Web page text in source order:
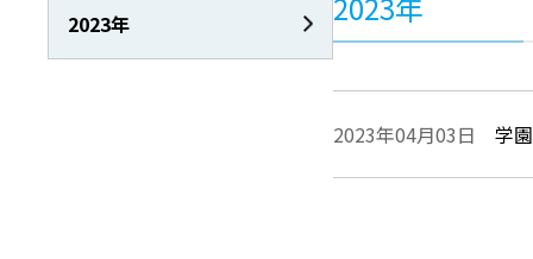
2023年
2023年04月03日 学